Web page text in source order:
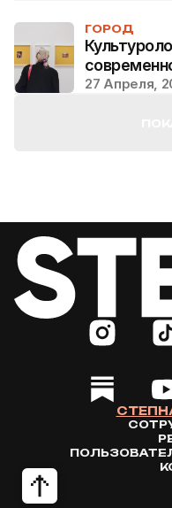
ГОРОД
27 Апреля,